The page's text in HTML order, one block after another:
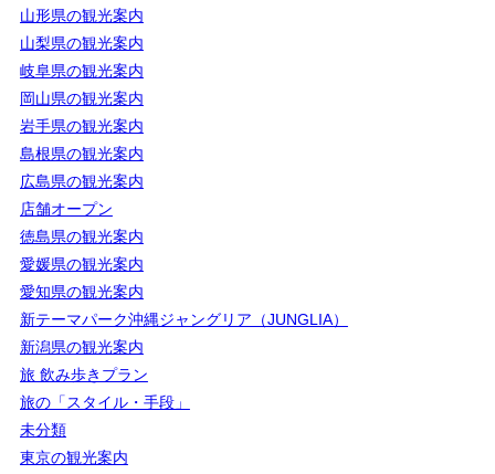
山形県の観光案内
山梨県の観光案内
岐阜県の観光案内
岡山県の観光案内
岩手県の観光案内
島根県の観光案内
広島県の観光案内
店舗オープン
徳島県の観光案内
愛媛県の観光案内
愛知県の観光案内
新テーマパーク沖縄ジャングリア（JUNGLIA）
新潟県の観光案内
旅 飲み歩きプラン
旅の「スタイル・手段」
未分類
東京の観光案内